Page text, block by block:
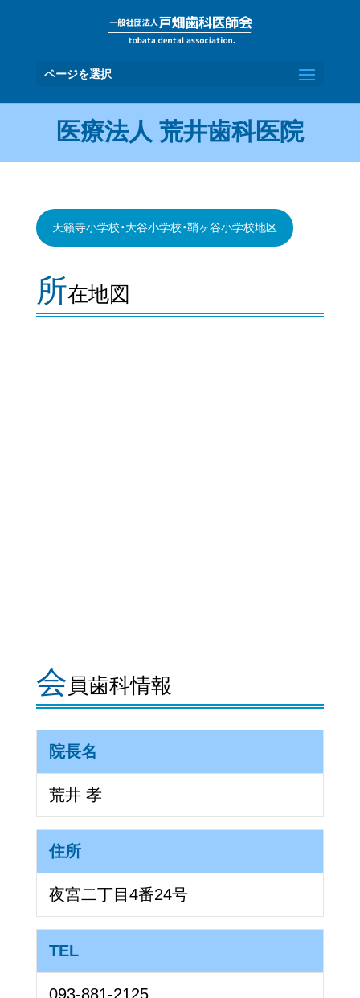
ページを選択
医療法人 荒井歯科医院
天籟寺小学校・大谷小学校・鞘ヶ谷小学校地区
所在地図
会 員歯科情報
院長名
荒井 孝
住所
夜宮二丁目4番24号
TEL
093-881-2125